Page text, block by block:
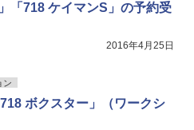
「718 ケイマンS」の予約受
2016年4月25日
ン
ボクスター」（ワークシ